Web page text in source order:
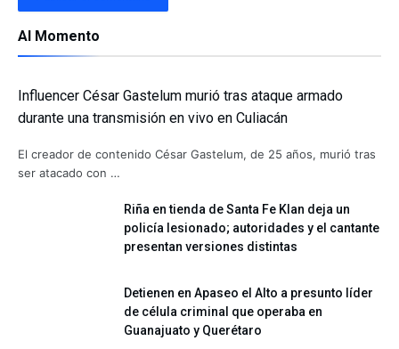
Al Momento
Influencer César Gastelum murió tras ataque armado
durante una transmisión en vivo en Culiacán
El creador de contenido César Gastelum, de 25 años, murió tras
ser atacado con …
Riña en tienda de Santa Fe Klan deja un
policía lesionado; autoridades y el cantante
presentan versiones distintas
Detienen en Apaseo el Alto a presunto líder
de célula criminal que operaba en
Guanajuato y Querétaro